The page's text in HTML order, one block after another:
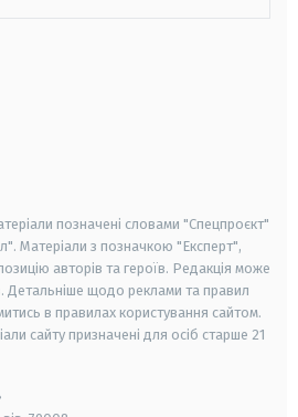
позначені словами "Спецпроєкт"
Матеріали з позначкою "Експерт",
авторів та героїв. Редакція може
Детальніше щодо реклами та правил
в правилах користування сайтом.
сайту призначені для осіб старше 21